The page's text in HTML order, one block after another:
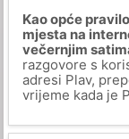
Kao opće
mjesta na
večernjim
razgovore s
adresi Plav,
vrijeme kada je